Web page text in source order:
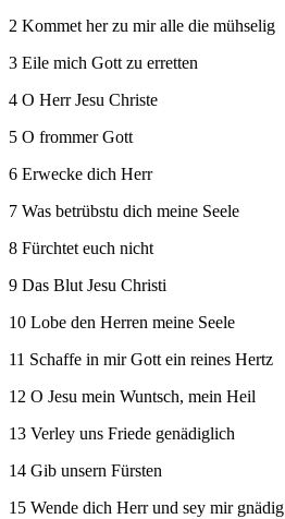
2 Kommet her zu mir alle die mühselig
3 Eile mich Gott zu erretten
4 O Herr Jesu Christe
5 O frommer Gott
6 Erwecke dich Herr
7 Was betrübstu dich meine Seele
8 Fürchtet euch nicht
9 Das Blut Jesu Christi
10 Lobe den Herren meine Seele
11 Schaffe in mir Gott ein reines Hertz
12 O Jesu mein Wuntsch, mein Heil
13 Verley uns Friede genädiglich
14 Gib unsern Fürsten
15 Wende dich Herr und sey mir gnädig